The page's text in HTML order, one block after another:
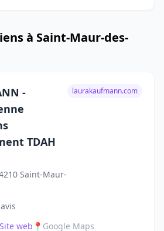
à Saint-Maur-des-
-
TDAH
Saint-Maur-
laurakaufmann.com
Site web 📍 Google Maps